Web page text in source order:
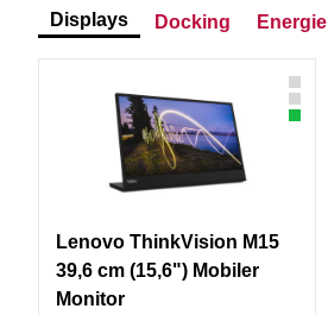
Displays Docking Energie
Lenovo ThinkVision M15
39,6 cm (15,6") Mobiler
Monitor